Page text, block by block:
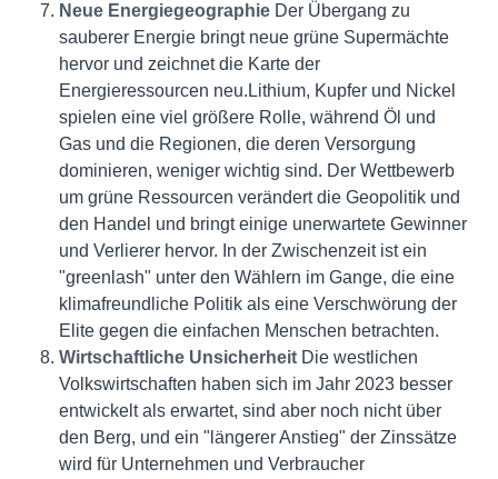
Neue EnergiegeographieDer Übergang zu
sauberer Energie bringt neue grüne Supermächte
hervor und zeichnet die Karte der
Energieressourcen neu.Lithium, Kupfer und Nickel
spielen eine viel größere Rolle, während Öl und
Gas und die Regionen, die deren Versorgung
dominieren, weniger wichtig sind. Der Wettbewerb
um grüne Ressourcen verändert die Geopolitik und
den Handel und bringt einige unerwartete Gewinner
und Verlierer hervor. In der Zwischenzeit ist ein
"greenlash" unter den Wählern im Gange, die eine
klimafreundliche Politik als eine Verschwörung der
Elite gegen die einfachen Menschen betrachten.
Wirtschaftliche UnsicherheitDie westlichen
Volkswirtschaften haben sich im Jahr 2023 besser
entwickelt als erwartet, sind aber noch nicht über
den Berg, und ein "längerer Anstieg" der Zinssätze
wird für Unternehmen und Verbraucher